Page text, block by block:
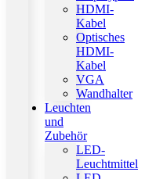
HDMI-
Kabel
Optisches
HDMI-
Kabel
VGA
Wandhalter
Leuchten
und
Zubehör
LED-
Leuchtmittel